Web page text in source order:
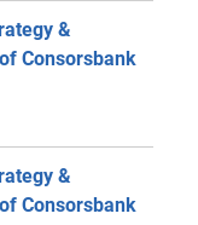
&
Consorsbank
&
Consorsbank